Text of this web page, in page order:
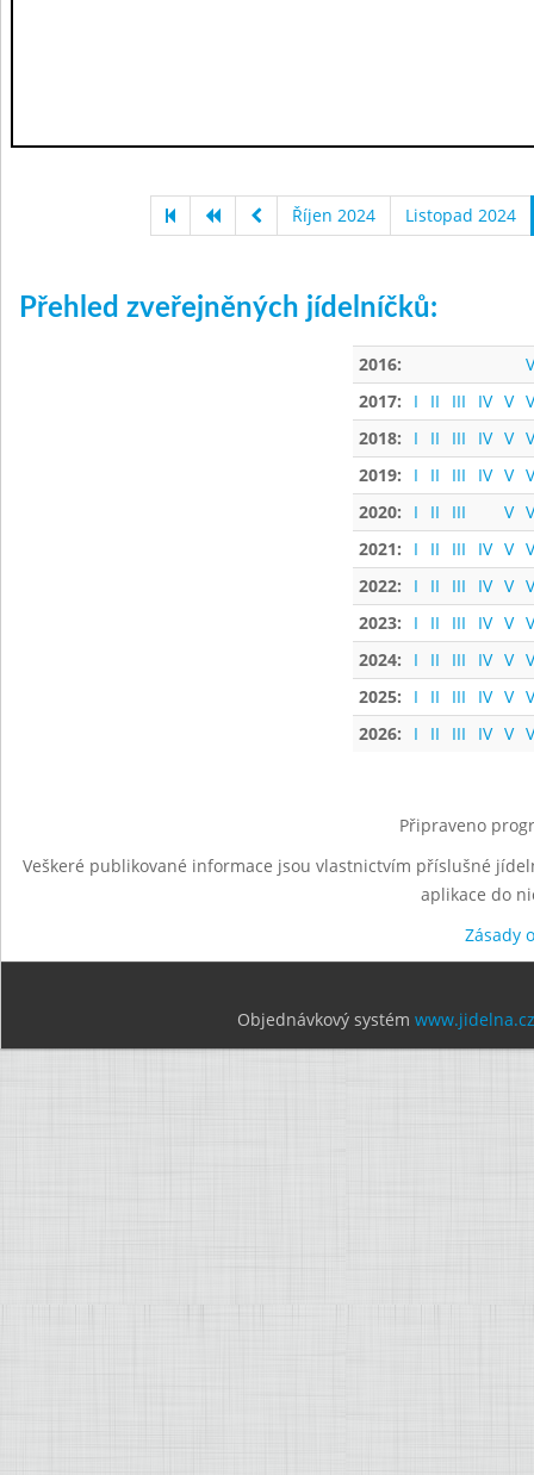
Říjen 2024 Listopad 2024
Přehled zveřejněných jídelníčků:
2016:
2017:
I II III IV V
2018:
I II III IV V
2019:
I II III IV V
2020:
I II III V
2021:
I II III IV V
2022:
I II III IV V
2023:
I II III IV V
2024:
I II III IV V
2025:
I II III IV V
2026:
I II III IV V
Připraveno
Veškeré publikované informace jsou vlastnictvím příslušné
aplikace do
Zásady
Objednávkový systém www.jidelna.cz